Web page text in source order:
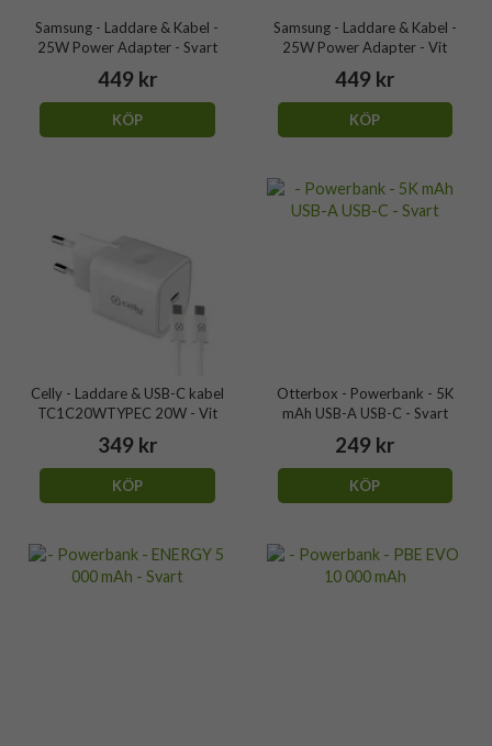
Samsung - Laddare & Kabel -
25W Power Adapter - Svart
449 kr
KÖP
Samsung - Laddare & Kabel -
25W Power Adapter - Vit
449 kr
KÖP
Celly - Laddare & USB-C kabel
TC1C20WTYPEC 20W - Vit
349 kr
KÖP
Otterbox - Powerbank - 5K
mAh USB-A USB-C - Svart
249 kr
KÖP